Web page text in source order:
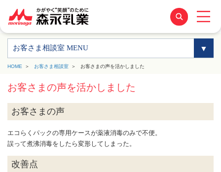
お客さま相談室 MENU
HOME お客さま相談室 お客さまの声を活かしました
お客さまの声を活かしました
お客さまの声
エコらくパックの専用ケースが薬液消毒のみで不便。
誤って煮沸消毒をしたら変形してしまった。
改善点